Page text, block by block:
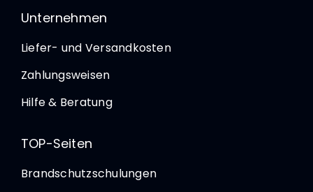
Unternehmen
Liefer- und Versandkosten
Zahlungsweisen
Hilfe & Beratung
TOP-Seiten
Brandschutzschulungen